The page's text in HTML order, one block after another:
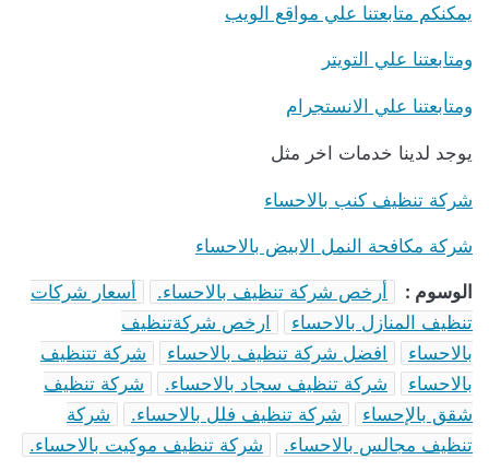
يمكنكم متابعتنا علي مواقع الويب
ومتابعتنا علي التويتر
ومتابعتنا علي الانستجرام
يوجد لدينا خدمات اخر مثل
شركة تنظيف كنب بالاحساء
شركة مكافحة النمل الابيض بالاحساء
الوسوم : أرخص شركة تنظيف بالاحساء.
أسعار شركات
تنظيف المنازل بالاحساء
ارخص شركةتنظيف
بالاحساء
افضل شركة تنظيف بالاحساء
شركة تتنظيف
بالاحساء
شركة تنظيف سجاد بالاحساء.
شركة تنظيف
شقق بالإحساء
شركة تنظيف فلل بالاحساء.
شركة
تنظيف مجالس بالاحساء.
شركة تنظيف موكيت بالاحساء.